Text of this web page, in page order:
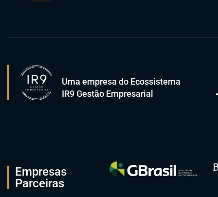
Uma empresa do Ecossistema
IR9 Gestão Empresarial
Empresas
Parceiras